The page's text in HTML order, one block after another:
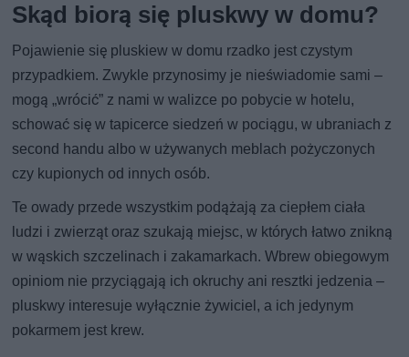
Skąd biorą się pluskwy w domu?
Pojawienie się pluskiew w domu rzadko jest czystym
przypadkiem. Zwykle przynosimy je nieświadomie sami –
mogą „wrócić” z nami w walizce po pobycie w hotelu,
schować się w tapicerce siedzeń w pociągu, w ubraniach z
second handu albo w używanych meblach pożyczonych
czy kupionych od innych osób.
Te owady przede wszystkim podążają za ciepłem ciała
ludzi i zwierząt oraz szukają miejsc, w których łatwo znikną
w wąskich szczelinach i zakamarkach. Wbrew obiegowym
opiniom nie przyciągają ich okruchy ani resztki jedzenia –
pluskwy interesuje wyłącznie żywiciel, a ich jedynym
pokarmem jest krew.